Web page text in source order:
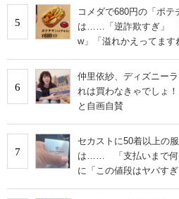
5
コメダで680円の「ポ
は……「逆詐欺すぎ」
w」「溢れかえってます
6
仲里依紗、ディズニー
れは買わなきゃでしょ
と自画自賛
7
セカストに50着以上の
は…… 「支払いまで何
に「この値段はヤバすぎ